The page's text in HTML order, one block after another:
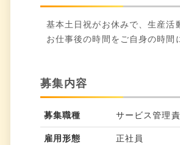
基本土日祝がお休みで、生産活
お仕事後の時間をご自身の時間
募集内容
募集職種 サービス管理
雇用形態 正社員